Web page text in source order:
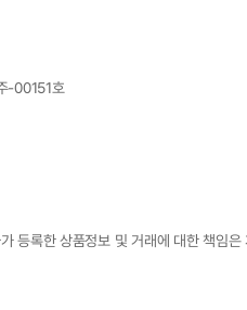
-00151호
등록한 상품정보 및 거래에 대한 책임